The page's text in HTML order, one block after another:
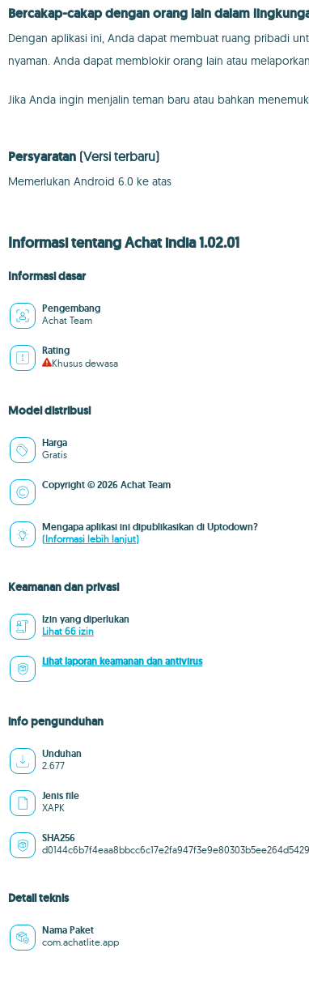
Bercakap-cakap dengan orang lain dalam
Dengan aplikasi ini, Anda dapat membuat ruang pribadi
nyaman. Anda dapat memblokir orang lain atau
Jika Anda ingin menjalin teman baru atau bahkan
Persyaratan (Versi terbaru)
Memerlukan Android 6.0 ke atas
Informasi tentang Achat india 1.02.01
Informasi dasar
Pengembang
Achat Team
Rating
Khusus dewasa
Model distribusi
Harga
Gratis
Copyright © 2026 Achat Team
Mengapa aplikasi ini dipublikasikan di Uptodown?
(Informasi lebih lanjut)
Keamanan dan privasi
Izin yang diperlukan
Lihat 66 izin
Lihat laporan keamanan dan antivirus
info pengunduhan
Unduhan
2.677
Jenis file
XAPK
SHA256
Detail teknis
Nama Paket
com.achatlite.app